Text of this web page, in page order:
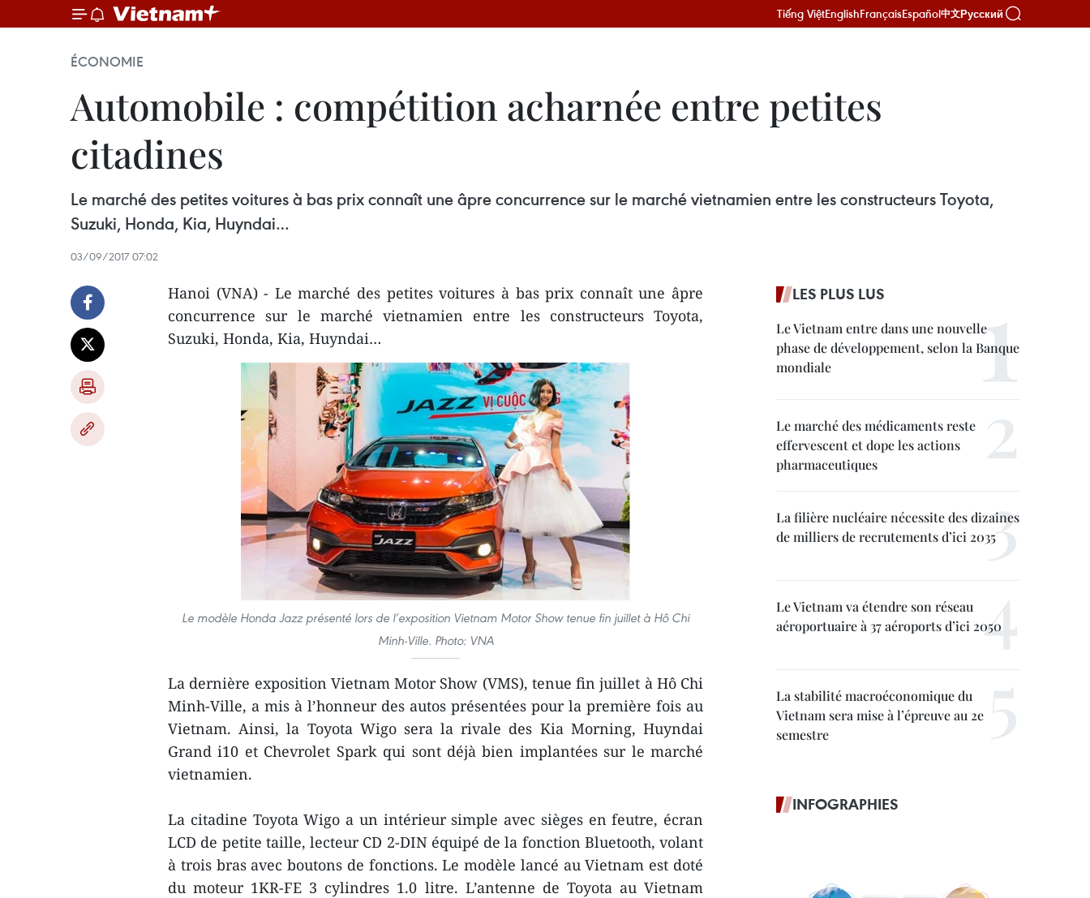
Tiếng ViệtEnglishFrançaisEspañol中文Русский
ÉCONOMIE
Automobile : compétition acharnée entre petites
citadines
Le marché des petites voitures à bas prix connaît une âpre concurrence sur le marché vietnamien entre les constructeurs Toyota,
Suzuki, Honda, Kia, Huyndai…
03/09/2017 07:02
Hanoi (VNA) - Le marché des petites voitures à bas prix connaît une âpre
concurrence sur le marché vietnamien entre les constructeurs Toyota,
Suzuki, Honda, Kia, Huyndai…
Le modèle Honda Jazz présenté lors de l’exposition Vietnam Motor Show tenue fin juillet à Hô Chi
Minh-Ville. Photo: VNA
La dernière exposition Vietnam Motor Show (VMS), tenue fin juillet à Hô Chi
Minh-Ville, a mis à l’honneur des autos présentées pour la première fois au
Vietnam. Ainsi, la Toyota Wigo sera la rivale des Kia Morning, Huyndai
Grand i10 et Chevrolet Spark qui sont déjà bien implantées sur le marché
vietnamien.
La citadine Toyota Wigo a un intérieur simple avec sièges en feutre, écran
LCD de petite taille, lecteur CD 2-DIN équipé de la fonction Bluetooth, volant
à trois bras avec boutons de fonctions. Le modèle lancé au Vietnam est doté
du moteur 1KR-FE 3 cylindres 1.0 litre. L’antenne de Toyota au Vietnam
LES PLUS LUS
Le Vietnam entre dans une nouvelle
phase de développement, selon la Banque
mondiale
Le marché des médicaments reste
effervescent et dope les actions
pharmaceutiques
La filière nucléaire nécessite des dizaines
de milliers de recrutements d’ici 2035
Le Vietnam va étendre son réseau
aéroportuaire à 37 aéroports d’ici 2050
La stabilité macroéconomique du
Vietnam sera mise à l’épreuve au 2e
semestre
INFOGRAPHIES